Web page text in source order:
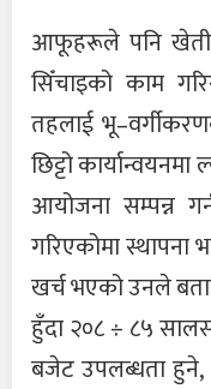
आफूहरूले पनि
सिँचाइको काम
तहलाई
छिट्टो
आयोजना सम्पन्न
गरिएकोमा
खर्च भएको उनले
हुँदा २०८ ÷ ८५
बजेट उपलब्धता हुने,